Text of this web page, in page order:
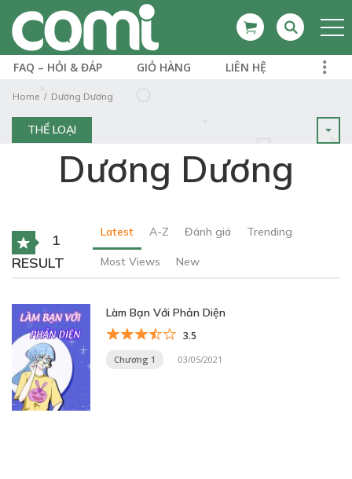
FAQ – HỎI & ĐÁP GIỎ HÀNG LIÊN HỆ
Home Dương Dương
THỂ LOẠI
Dương Dương
1
RESULT
Latest A-Z Đánh giá Trending
Most Views New
Làm Bạn Với Phản Diện
3.5
Chương 1 03/05/2021